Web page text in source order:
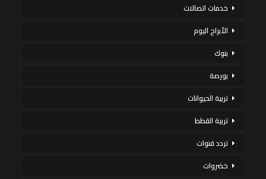
خدمات اتصالات
الأبراج اليوم
بنوك
بورصة
تربية الحيوانات
تربية القطط
تردد قنوات
خضروات